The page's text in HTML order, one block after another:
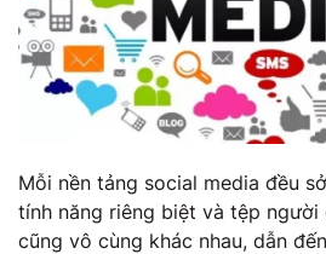
Mỗi nền tảng social media đều
tính năng riêng biệt và tệp
cũng vô cùng khác nhau, dẫn